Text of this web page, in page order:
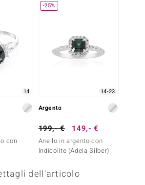
14
con
-25%
14-23
Argento
199,- € 149,- €
Anello in argento con
Indicolite (Adela Silber)
dell'articolo